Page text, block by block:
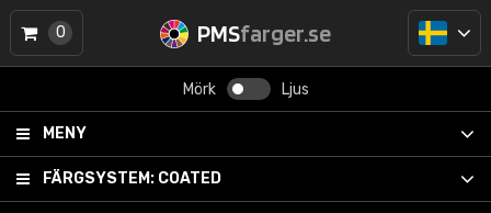
PMSfarger.se
Mörk Ljus
MENY
FÄRGSYSTEM: COATED
0